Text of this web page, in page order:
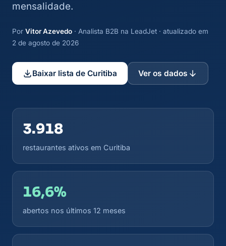
mensalidade.
Por Vitor Azevedo · Analista B2B na LeadJet · atualizado em
2 de agosto de 2026
Baixar lista de Curitiba Ver os dados
3.918
restaurantes ativos em Curitiba
16,6%
abertos nos últimos 12 meses